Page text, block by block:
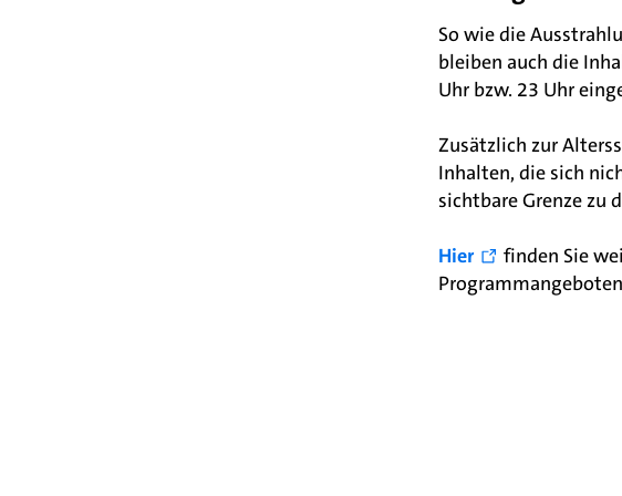
So wie die
bleiben auch die
Uhr bzw. 23 Uhr
Zusätzlich zur
Inhalten, die sich
sichtbare Grenze zu
Hier finden Sie
Programmangeboten